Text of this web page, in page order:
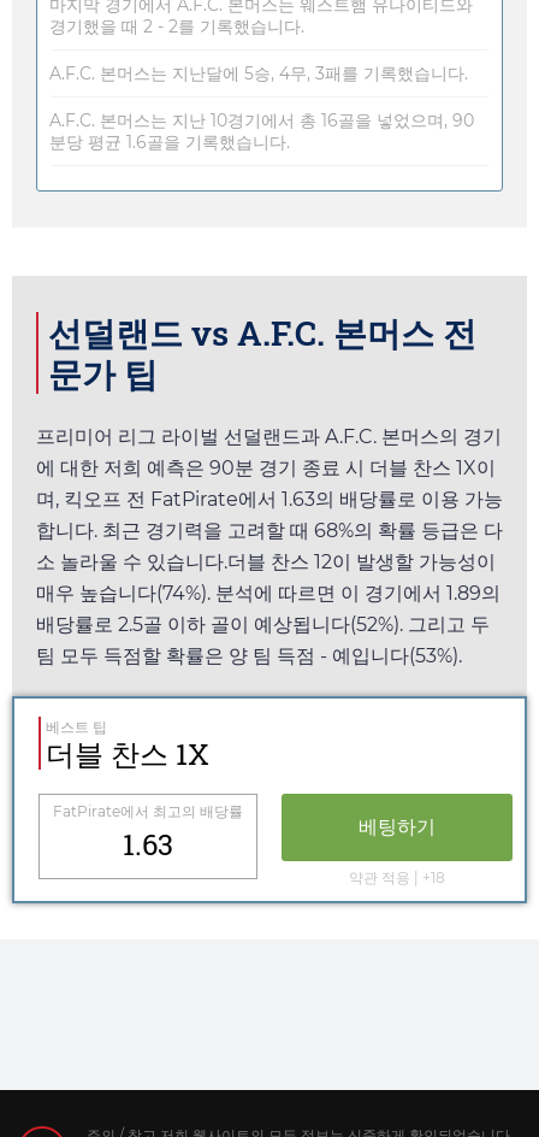
마지막 경기에서 A.F.C. 본머스는 웨스트햄 유나이티드와
경기했을 때 2 - 2를 기록했습니다.
A.F.C. 본머스는 지난달에 5승, 4무, 3패를 기록했습니다.
A.F.C. 본머스는 지난 10경기에서 총 16골을 넣었으며, 90
분당 평균 1.6골을 기록했습니다.
선덜랜드 vs A.F.C. 본머스 전
문가 팁
프리미어 리그 라이벌 선덜랜드과 A.F.C. 본머스의 경기
에 대한 저희 예측은 90분 경기 종료 시 더블 찬스 1X이
며, 킥오프 전 FatPirate에서 1.63의 배당률로 이용 가능
합니다. 최근 경기력을 고려할 때 68%의 확률 등급은 다
소 놀라울 수 있습니다.더블 찬스 12이 발생할 가능성이
매우 높습니다(74%). 분석에 따르면 이 경기에서 1.89의
배당률로 2.5골 이하 골이 예상됩니다(52%). 그리고 두
팀 모두 득점할 확률은 양 팀 득점 - 예입니다(53%).
베스트 팁
더블 찬스 1X
FatPirate에서 최고의 배당률
1.63 베팅하기
약관 적용 | +18